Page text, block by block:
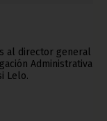
al director general
Administrativa
Lelo.